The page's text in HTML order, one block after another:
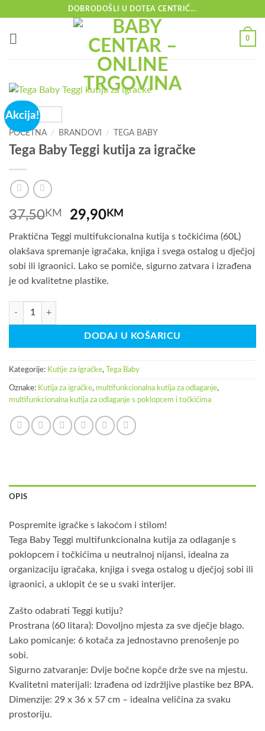
content
DOBRODOŠLI U DOTEA CENTRIĆ...
0
Akcija!
POČETNA / BRANDOVI / TEGA BABY
Tega Baby Teggi kutija za igračke
37,50KM
Izvorna
cijena
bila
je:
37,50KM.
29,90KM
cijena
je:
29,90KM.
Praktična Teggi multifukcionalna kutija s točkićima (60L)
olakšava spremanje igračaka, knjiga i svega ostalog u dječjoj
sobi ili igraonici. Lako se pomiče, sigurno zatvara i izrađena
je od kvalitetne plastike.
Tega Baby Teggi kutija za igračke količina
DODAJ U KOŠARICU
Kategorije: Kutije za igračke, Tega Baby
Oznake: Kutija za igračke, multifunkcionalna kutija za odlaganje,
multifunkcionalna kutija za odlaganje s poklopcem i točkićima
OPIS
Pospremite igračke s lakoćom i stilom!
Tega Baby Teggi multifunkcionalna kutija za odlaganje s
poklopcem i točkićima u neutralnoj nijansi, idealna za
organizaciju igračaka, knjiga i svega ostalog u dječjoj sobi ili
igraonici, a uklopit će se u svaki interijer.
Zašto odabrati Teggi kutiju?
Prostrana (60 litara): Dovoljno mjesta za sve dječje blago.
Lako pomicanje: 6 kotača za jednostavno prenošenje po
sobi.
Sigurno zatvaranje: Dvije bočne kopče drže sve na mjestu.
Kvalitetni materijali: Izrađena od izdržljive plastike bez BPA.
Dimenzije: 29 x 36 x 57 cm – idealna veličina za svaku
prostoriju.